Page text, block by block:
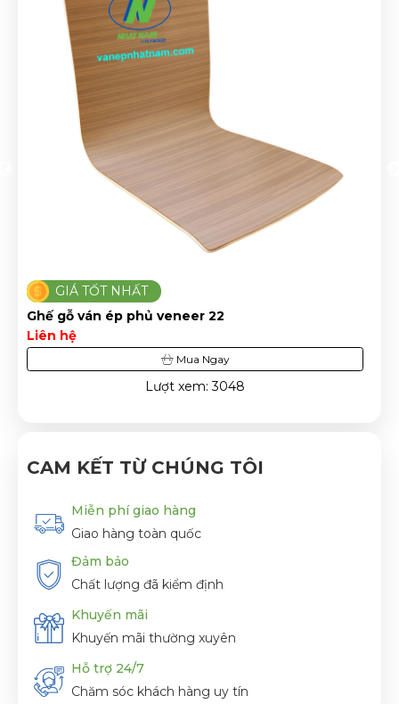
GIÁ TỐT NHẤT
Ghế ván ép dán veneer 25
Liên hệ
Mua Ngay
Lượt xem: 3904
CAM KẾT TỪ CHÚNG TÔI
Miễn phí giao hàng
Giao hàng toàn quốc
Đảm bảo
Chất lượng đã kiểm định
Khuyến mãi
Khuyến mãi thường xuyên
Hỗ trợ 24/7
Chăm sóc khách hàng uy tín